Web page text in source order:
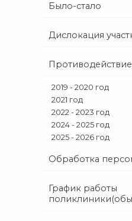
Было-стало
Дислокация
2019 - 2020 год
2021 год
2022 - 2023 год
2024 - 2025 год
2025 - 2026 год
Обработка
График работы